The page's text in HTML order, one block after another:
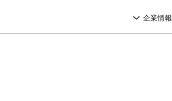
企業情報